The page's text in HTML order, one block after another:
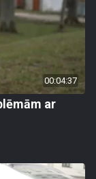
00:04:37
ar